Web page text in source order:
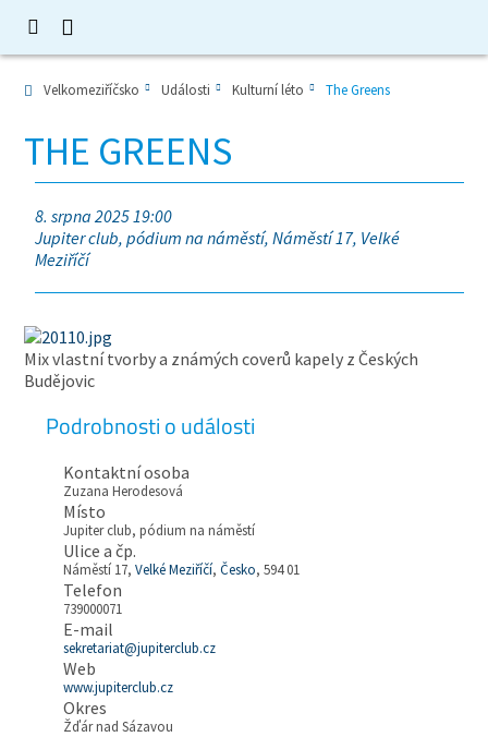
Velkomeziříčsko Události Kulturní léto The Greens
THE GREENS
8. srpna 2025 19:00
Jupiter club, pódium na náměstí, Náměstí 17, Velké
Meziříčí
Mix vlastní tvorby a známých coverů kapely z Českých
Budějovic
Podrobnosti o události
Kontaktní osoba
Zuzana Herodesová
Místo
Jupiter club, pódium na náměstí
Ulice a čp.
Náměstí 17,Velké Meziříčí,Česko, 594 01
Telefon
739000071
E-mail
sekretariat@jupiterclub.cz
Web
www.jupiterclub.cz
Okres
Žďár nad Sázavou